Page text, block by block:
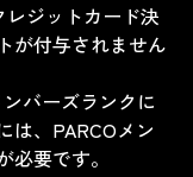
ジットカード決
が付与されません
バーズランクに
は、PARCOメン
要です。​